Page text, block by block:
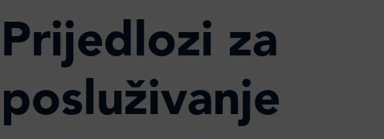
Prijedlozi za
posluživanje